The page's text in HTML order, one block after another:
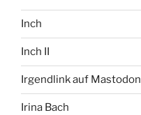
Inch
Inch II
Irgendlink auf Mastodon
Irina Bach